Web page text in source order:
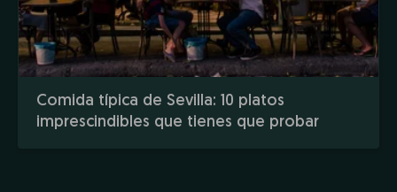
Comida típica de Sevilla: 10 platos
imprescindibles que tienes que probar